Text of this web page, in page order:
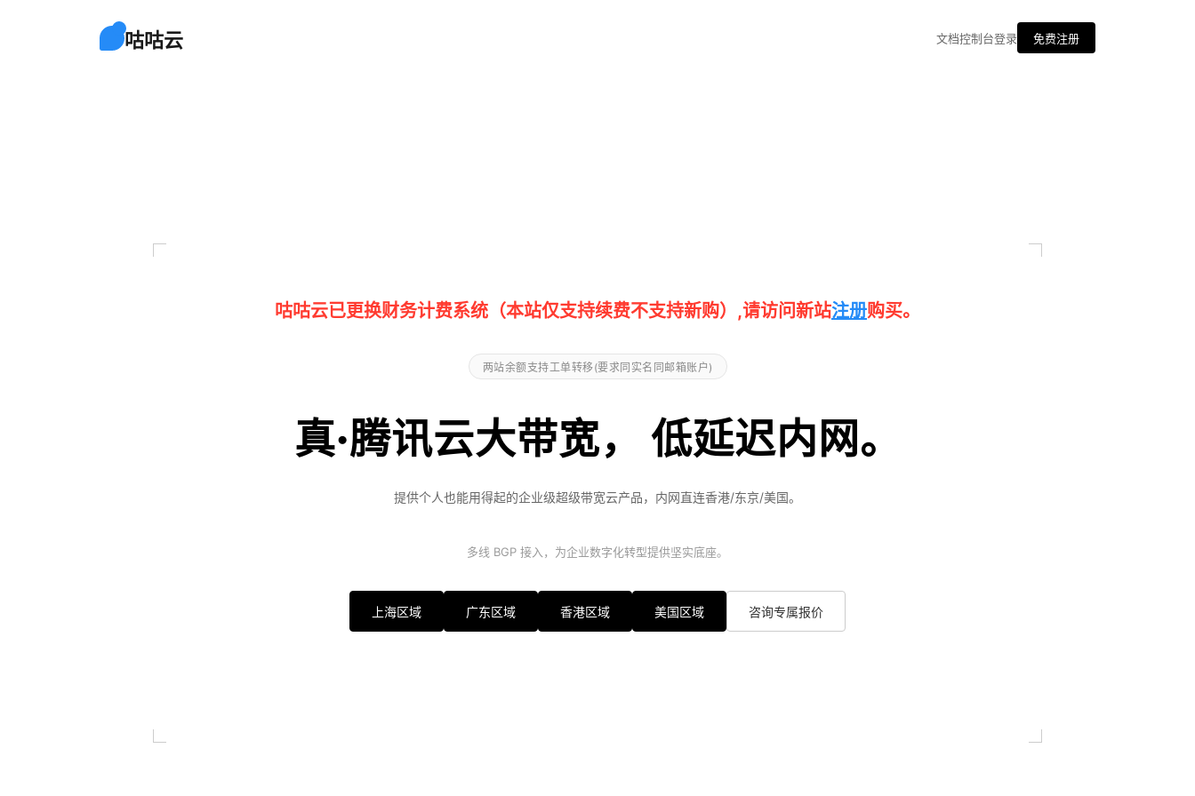
咕咕云 文档控制台登录 免费注册
咕咕云已更换财务计费系统（本站仅支持续费不支持新购）,请访问新站注册购买。
两站余额支持工单转移(要求同实名同邮箱账户)
真·腾讯云大带宽， 低延迟内网。
提供个人也能用得起的企业级超级带宽云产品，内网直连香港/东京/美国。
多线 BGP 接入，为企业数字化转型提供坚实底座。
上海区域 广东区域 香港区域 美国区域 咨询专属报价